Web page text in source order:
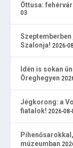
Öttusa:
03
Szalonja! 2026-
Idén is sokan
Öreghegyen
Jégkorong: a
fiatalok! 2026-08-
múzeumban